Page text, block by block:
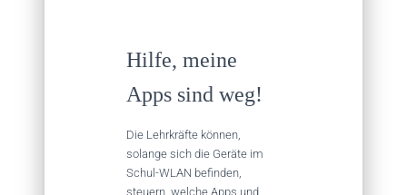
Hilfe, meine
Apps sind weg!
Die Lehrkräfte können,
solange sich die Geräte im
Schul-WLAN befinden,
steuern, welche Apps und